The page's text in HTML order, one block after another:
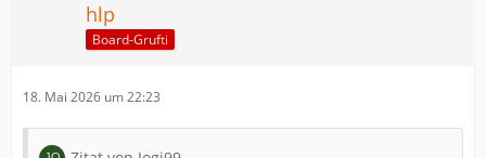
hlp
Board-Grufti
18. Mai 2026 um 22:23